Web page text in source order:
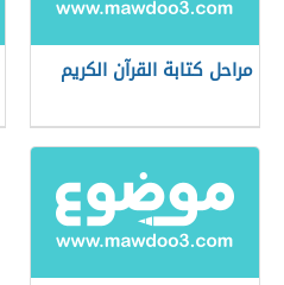
مراحل كتابة القرآن الكريم